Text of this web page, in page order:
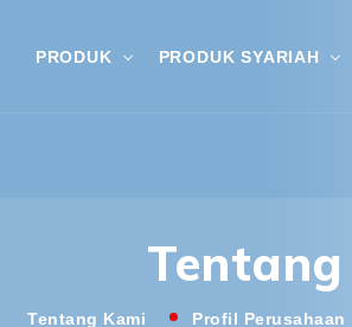
PRODUK PRODUK SYARIAH
Tentang Kami Profil Perusahaan